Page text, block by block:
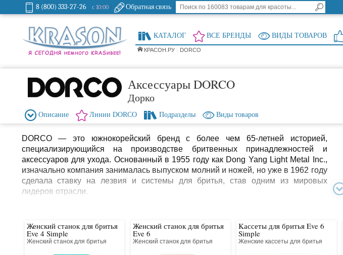
8 (800) 333-27-26 с 10:00 Обратная связь
КАТАЛОГ ВСЕ БРЕНДЫ ВИДЫ ТОВАРОВ
КРАСОН.РУ DORCO
Аксессуары DORCO
Дорко
Описание Линии DORCO Подразделы Виды товаров
DORCO — это южнокорейский бренд с более чем 65-летней историей,
специализирующийся на производстве бритвенных принадлежностей и
аксессуаров для ухода. Основанный в 1955 году как Dong Yang Light Metal Inc.,
изначально компания занималась выпуском молний и ножей, но уже в 1962 году
сделала ставку на лезвия и системы для бритья, став одним из мировых
лидеров отрасли.
(включая уникальные 4- и 6-лезвийные решения). Компания славится
инновациями: именно DORCO первой в мире выпустила 6-лезвийную систему.
Вся продукция разрабатывается собственным Институтом Технологий в Сеуле
Женский станок для бритья
Eve 4 Simple
Женский станок для бритья
Женский станок для бритья
Eve 6
Женский станок для бритья
Kассеты для бритья Eve 6
Simple
Женские кассеты для бритья